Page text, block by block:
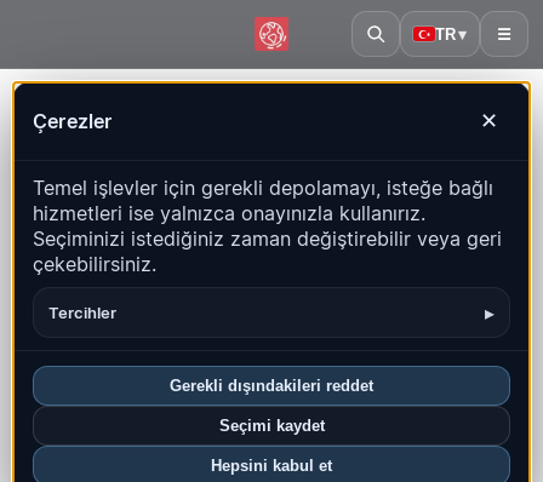
TR▾ ☰
Çerezler ✕
Temel işlevler için gerekli depolamayı, isteğe bağlı
hizmetleri ise yalnızca onayınızla kullanırız.
Seçiminizi istediğiniz zaman değiştirebilir veya geri
çekebilirsiniz.
Tercihler ▸
Gerekli dışındakileri reddet
Seçimi kaydet
Hepsini kabul et
QuakeMap24
Canlı harita, istatistikler ve son olaylar
Geçmiş haritasını aç
Genel bakış Harita Son Grafikler En iyi bölgeler SSS
Bu ayki depremler
3
En yeni UTC: 2026-08-04 07:54:21